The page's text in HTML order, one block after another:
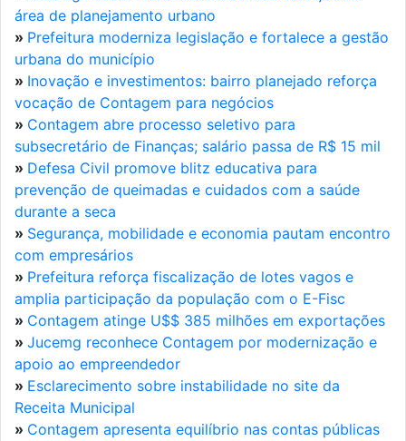
área de planejamento urbano
» Prefeitura moderniza legislação e fortalece a gestão
urbana do município
» Inovação e investimentos: bairro planejado reforça
vocação de Contagem para negócios
» Contagem abre processo seletivo para
subsecretário de Finanças; salário passa de R$ 15 mil
» Defesa Civil promove blitz educativa para
prevenção de queimadas e cuidados com a saúde
durante a seca
» Segurança, mobilidade e economia pautam encontro
com empresários
» Prefeitura reforça fiscalização de lotes vagos e
amplia participação da população com o E-Fisc
» Contagem atinge U$$ 385 milhões em exportações
» Jucemg reconhece Contagem por modernização e
apoio ao empreendedor
» Esclarecimento sobre instabilidade no site da
Receita Municipal
» Contagem apresenta equilíbrio nas contas públicas